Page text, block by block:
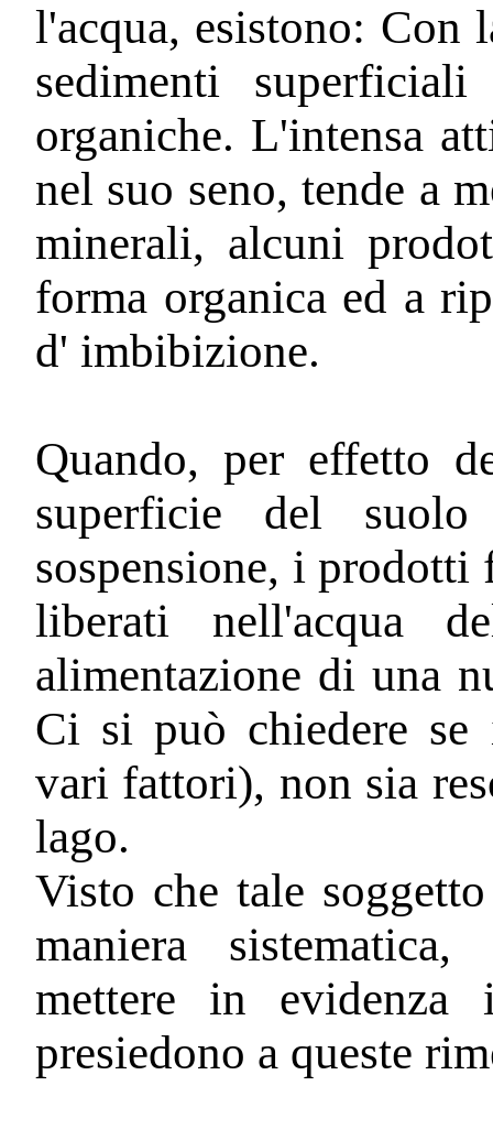
l'acqua, esistono: Con
sedimenti
organiche. L'intensa
nel suo seno, tende a
minerali, alcuni
forma organica ed a
d' imbibizione.
Quando, per effetto
superficie del
sospensione, i
liberati nell'acqua
alimentazione di una
Ci si può chiedere se
vari fattori), non sia
lago.
Visto che tale
maniera
mettere in evidenza
presiedono a queste